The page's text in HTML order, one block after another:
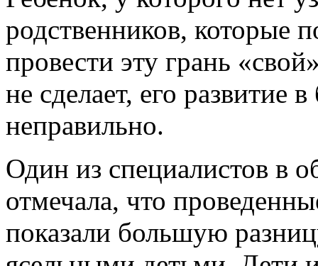
родственников, которые
провести эту грань
не сделает, его развитие
неправильно.
Один из специалистов в
отмечала, что
показали большую